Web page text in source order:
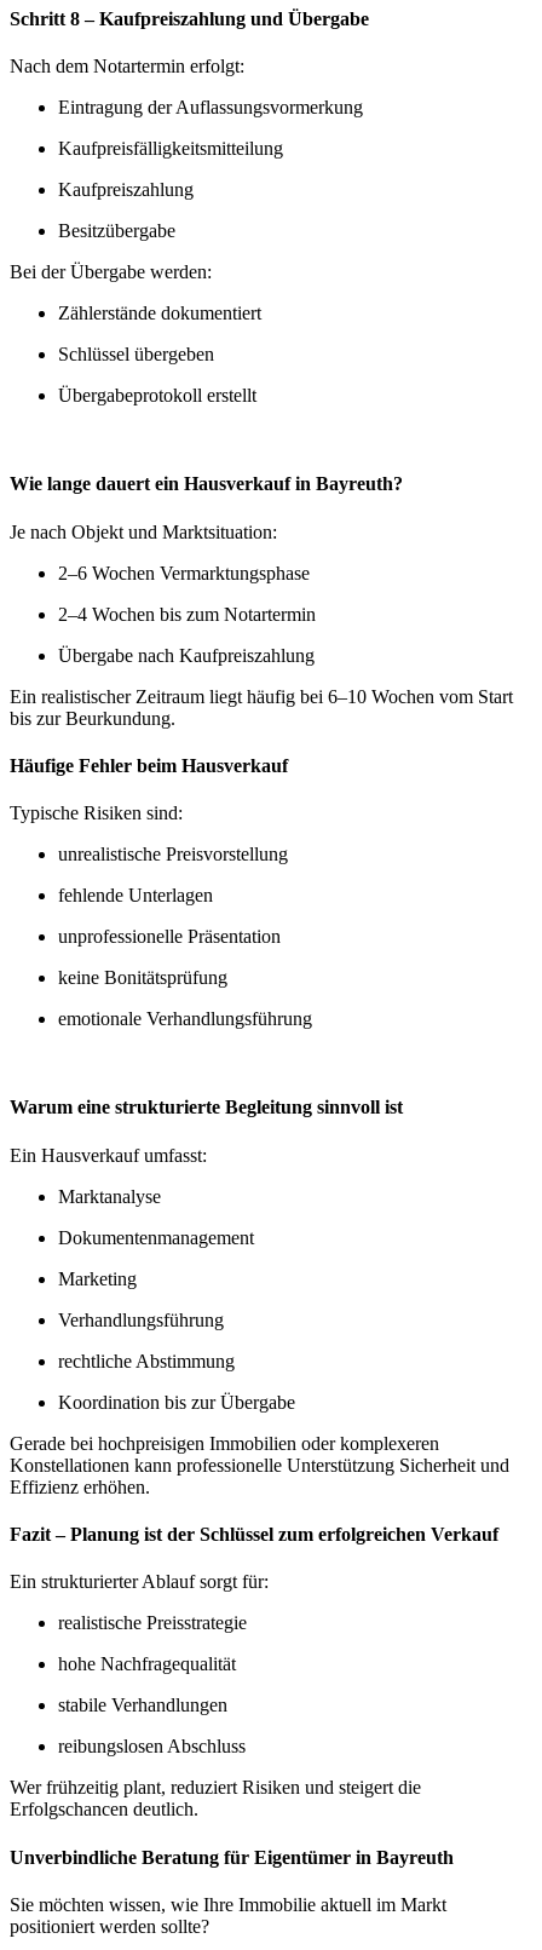
Schritt 8 – Kaufpreiszahlung und Übergabe
Nach dem Notartermin erfolgt:
Eintragung der Auflassungsvormerkung
Kaufpreisfälligkeitsmitteilung
Kaufpreiszahlung
Besitzübergabe
Bei der Übergabe werden:
Zählerstände dokumentiert
Schlüssel übergeben
Übergabeprotokoll erstellt
Wie lange dauert ein Hausverkauf in Bayreuth?
Je nach Objekt und Marktsituation:
2–6 Wochen Vermarktungsphase
2–4 Wochen bis zum Notartermin
Übergabe nach Kaufpreiszahlung
Ein realistischer Zeitraum liegt häufig bei 6–10 Wochen vom Start
bis zur Beurkundung.
Häufige Fehler beim Hausverkauf
Typische Risiken sind:
unrealistische Preisvorstellung
fehlende Unterlagen
unprofessionelle Präsentation
keine Bonitätsprüfung
emotionale Verhandlungsführung
Warum eine strukturierte Begleitung sinnvoll ist
Ein Hausverkauf umfasst:
Marktanalyse
Dokumentenmanagement
Marketing
Verhandlungsführung
rechtliche Abstimmung
Koordination bis zur Übergabe
Gerade bei hochpreisigen Immobilien oder komplexeren
Konstellationen kann professionelle Unterstützung Sicherheit und
Effizienz erhöhen.
Fazit – Planung ist der Schlüssel zum erfolgreichen Verkauf
Ein strukturierter Ablauf sorgt für:
realistische Preisstrategie
hohe Nachfragequalität
stabile Verhandlungen
reibungslosen Abschluss
Wer frühzeitig plant, reduziert Risiken und steigert die
Erfolgschancen deutlich.
Unverbindliche Beratung für Eigentümer in Bayreuth
Sie möchten wissen, wie Ihre Immobilie aktuell im Markt
positioniert werden sollte?